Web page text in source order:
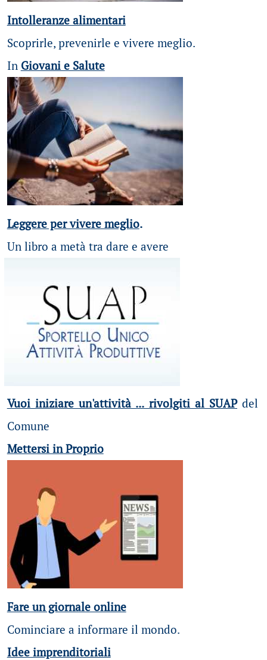
Intolleranze alimentari
Scoprirle, prevenirle e vivere meglio.
In Giovani e Salute
Leggere per vivere meglio.
Un libro a metà tra dare e avere
Vuoi iniziare un'attività ... rivolgiti al SUAPdel
Comune
Mettersi in Proprio
Fare un giornale online
Cominciare a informare il mondo.
Idee imprenditoriali